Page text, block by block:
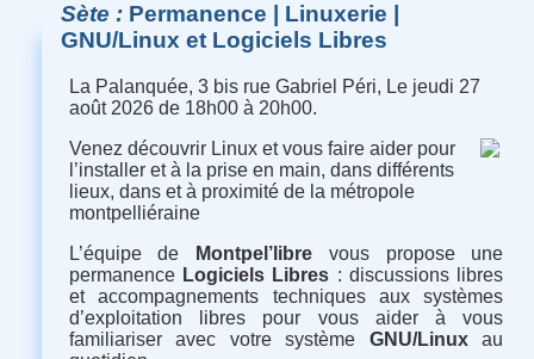
Sète Permanence | Linuxerie |
GNU/Linux et Logiciels Libres
La Palanquée, 3 bis rue Gabriel Péri, Le jeudi 27
août 2026 de 18h00 à 20h00.
Venez découvrir Linux et vous faire aider pour
l’installer et à la prise en main, dans différents
lieux, dans et à proximité de la métropole
montpelliéraine
L’équipe de
Montpel’libre vous propose une
permanence Logiciels Libres : discussions libres
et accompagnements techniques aux systèmes
d’exploitation libres pour vous aider à vous
familiariser avec votre système GNU/Linuxau